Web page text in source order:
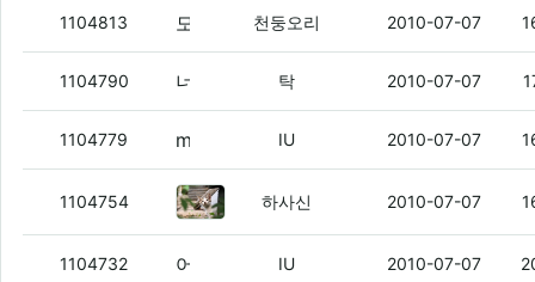
1104813 (3)
천둥오리 2010-07-07
1104790 (7)
탁 2010-07-07
1104779 (1)
IU 2010-07-07
1104754 이 자식을 어떻게하지?(5)
하사신 2010-07-07
1104732 (3)
IU 2010-07-07